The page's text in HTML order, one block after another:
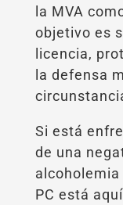
la MVA
objetivo es
licencia,
la defensa
Si está
de una
PC está